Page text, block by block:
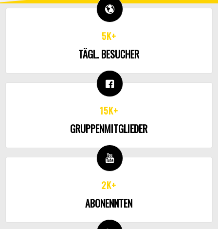
5K+
TÄGL. BESUCHER
15K+
GRUPPENMITGLIEDER
2K+
ABONENNTEN